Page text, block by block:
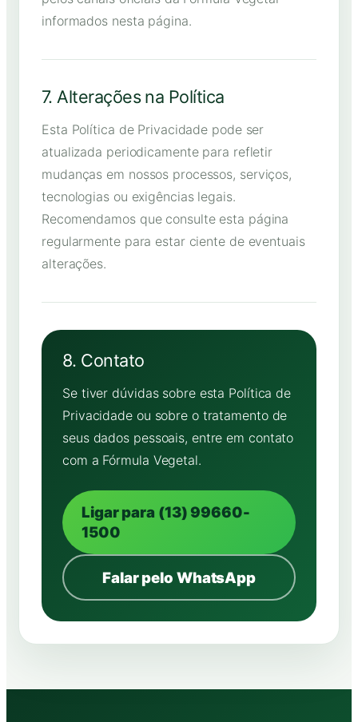
informados nesta página.
7. Alterações na Política
Esta Política de Privacidade pode ser
atualizada periodicamente para refletir
mudanças em nossos processos, serviços,
tecnologias ou exigências legais.
Recomendamos que consulte esta página
regularmente para estar ciente de eventuais
alterações.
8. Contato
Se tiver dúvidas sobre esta Política de
Privacidade ou sobre o tratamento de
seus dados pessoais, entre em contato
com a Fórmula Vegetal.
Ligar para (13) 99660-
1500
Falar pelo WhatsApp